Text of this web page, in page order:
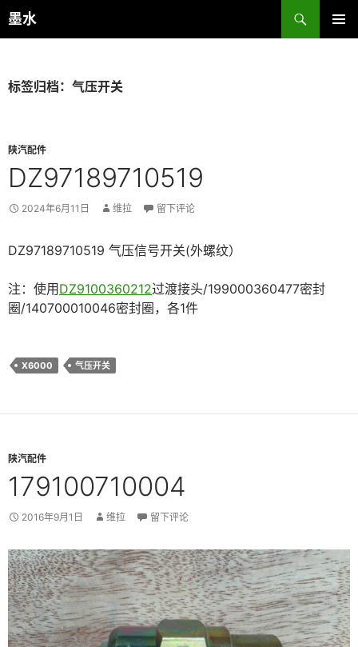
跳
至
墨水
搜
索
标签归档：气压开关
陕汽配件
DZ97189710519
2024年6月11日 维拉 留下评论
DZ97189710519 气压信号开关(外螺纹）
注：使用 DZ9100360212过渡接头/199000360477密封
圈/140700010046密封圈，各1件
X6000 气压开关
陕汽配件
179100710004
2016年9月1日 维拉 留下评论